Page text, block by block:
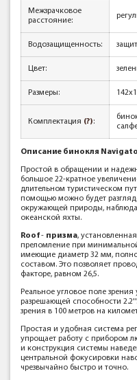
Межзрачковое
расстояние:
Водозащищенность:
Цвет:
Размеры:
Комплектация (?):
Описание бинокля
Простой в обращении и
большое 22-кратное
длительном туристическом
помощью можно будет
окружающей природы,
океанской яхты.
Roof- призма,
преломление при
имеющие диаметр 32 мм,
составом. Это позволяет
факторе, равном 26,5.
Реальное угловое поле зрения
разрешающей способности
зрения в 100 метров на
Простая и удобная система
упрощает работу с прибором
и конструкция системы
центральной фокусировки
чрезвычайно быстро и точно.